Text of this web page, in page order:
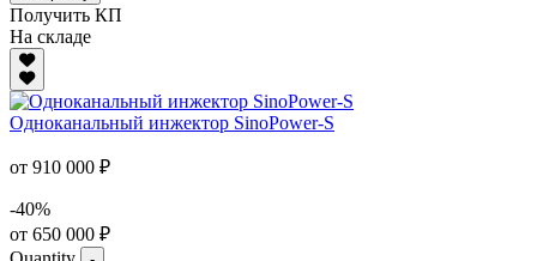
Получить КП
На складе
Одноканальный инжектор SinoPower-S
от 910 000 ₽
-40%
от 650 000 ₽